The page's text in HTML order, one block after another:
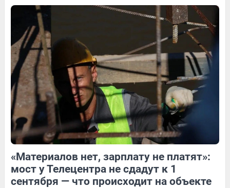
Обсудить
1 Обсудить 3 Обсудить
Обсудить Обсудить
«Материалов нет, зарплату не платят»:
мост у Телецентра не сдадут к 1
сентября — что происходит на объекте